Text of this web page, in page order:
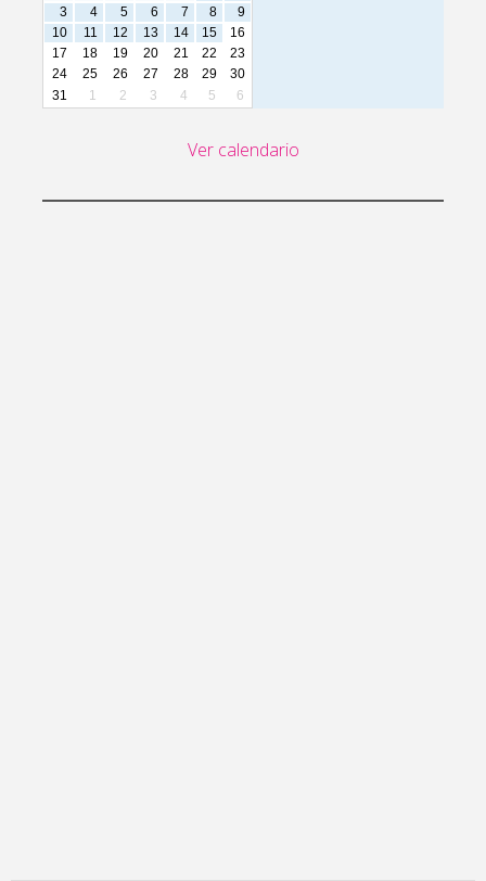
3
4 5 6 7 8
9
10
11 12 13 14 15
16
17
18 19 20 21 22
23
24
25 26 27 28 29
30
31
1 2 3 4 5 6
Ver calendario